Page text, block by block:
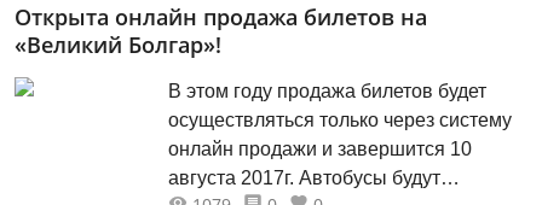
Джанбекова и незапланированно на
некоторое время прораб Фоат Сафин.
Воспользовавшись этим, волонтёры
прямо на лесах учредили свой
профсоюз. Это уже серьёзно....
Открыта онлайн продажа билетов на
«Великий Болгар»!
В этом году продажа билетов будет
осуществляться только через систему
онлайн продажи и завершится 10
августа 2017г. Автобусы будут